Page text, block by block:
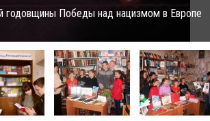
годовщины Победы над нацизмом в Европе